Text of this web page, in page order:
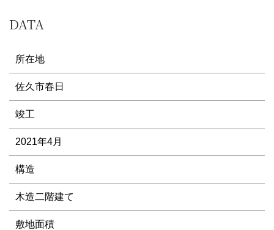
DATA
所在地
佐久市春日
竣工
2021年4月
構造
木造二階建て
敷地面積